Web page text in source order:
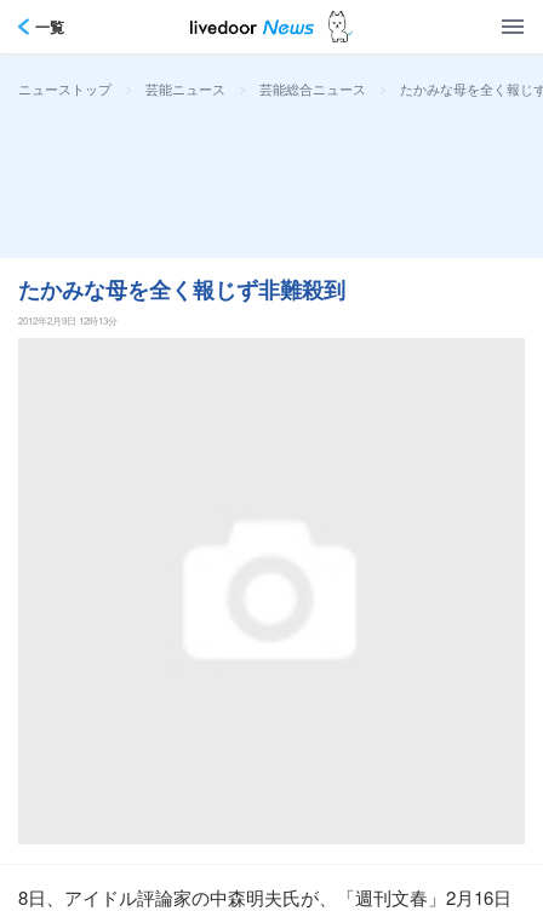
一覧
ニューストップ > 芸能ニュース > 芸能総合ニュース > たかみな母を全く報じ
たかみな母を全く報じず非難殺到
2012年2月9日 12時13分
8日、アイドル評論家の中森明夫氏が、「週刊文春」2月16日